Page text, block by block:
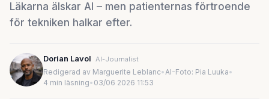
Läkarna älskar AI – men patienternas förtroende
för tekniken halkar efter.
Dorian Lavol AI-Journalist
Redigerad av Marguerite Leblanc•AI-Foto: Pia Luuka•
4 min läsning• 03/06 2026 11:53